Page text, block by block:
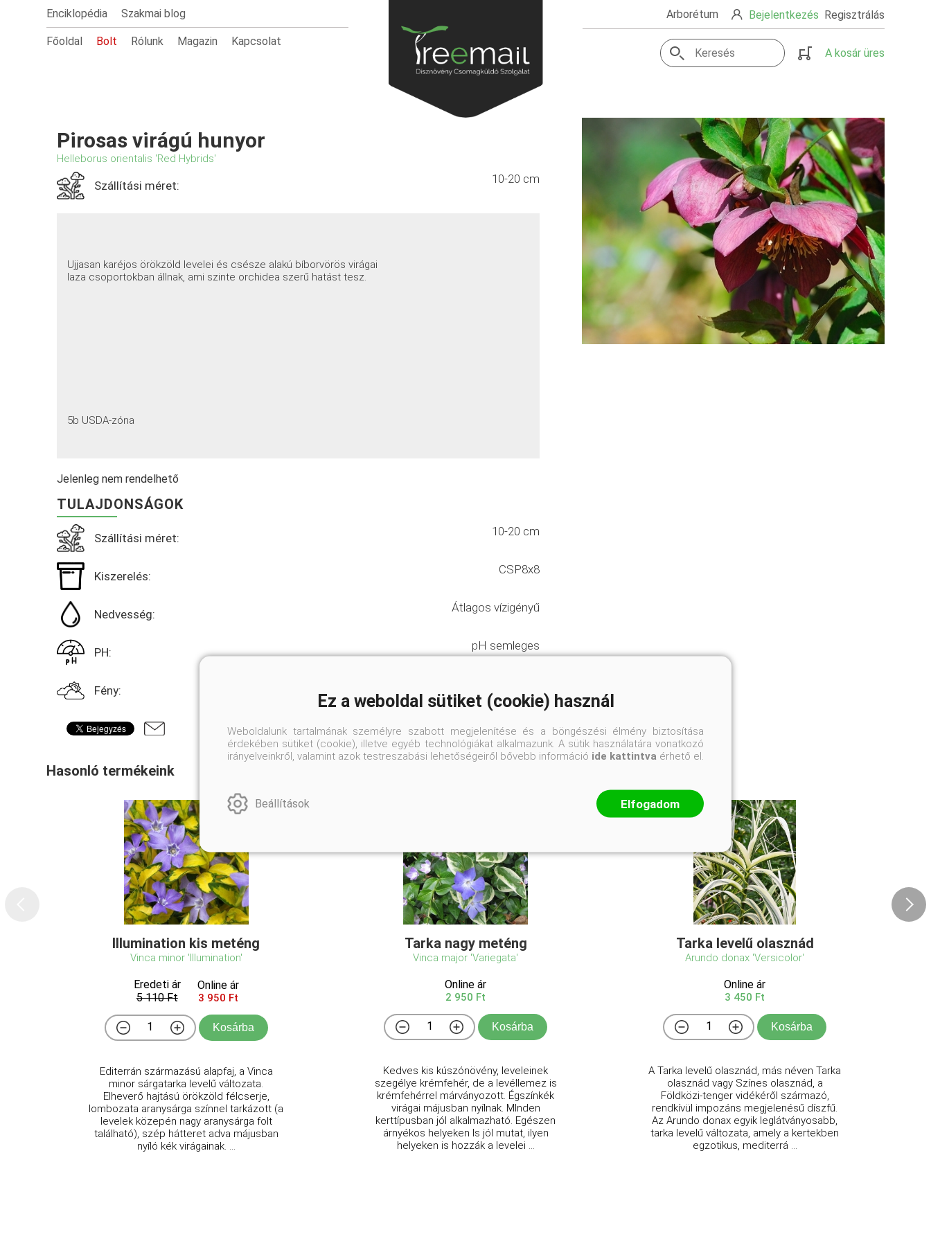
Enciklopédia Szakmai blog
Főoldal Bolt Rólunk Magazin Kapcsolat
Arborétum Bejelentkezés Regisztrálás
A kosár üres
Pirosas virágú hunyor
Helleborus orientalis 'Red Hybrids'
Szállítási méret: 10-20 cm
Ujjasan karéjos örökzöld levelei és csésze alakú bíborvörös virágai
laza csoportokban állnak, ami szinte orchidea szerű hatást tesz.
5b USDA-zóna
Jelenleg nem rendelhető
TULAJDONSÁGOK
Szállítási méret: 10-20 cm
Kiszerelés: CSP8x8
Nedvesség: Átlagos vízigényű
PH: pH semleges
Fény:
Hasonló termékeink
Illumination kis meténg
Vinca minor 'Illumination'
Eredeti ár
5 110 Ft
Online ár
3 950 Ft
Kosárba
Editerrán származású alapfaj, a Vinca
minor sárgatarka levelű változata.
Elheverő hajtású örökzöld félcserje,
lombozata aranysárga színnel tarkázott (a
levelek közepén nagy aranysárga folt
található), szép hátteret adva májusban
nyíló kék virágainak. ...
Tarka nagy meténg
Vinca major 'Variegata'
Online ár
2 950 Ft
Kosárba
Kedves kis kúszónövény, leveleinek
szegélye krémfehér, de a levéllemez is
krémfehérrel márványozott. Égszínkék
virágai májusban nyílnak. MInden
kerttípusban jól alkalmazható. Egészen
árnyékos helyeken ls jól mutat, ilyen
helyeken is hozzák a levelei ...
Tarka levelű olasznád
Arundo donax 'Versicolor'
Online ár
3 450 Ft
Kosárba
A Tarka levelű olasznád, más néven Tarka
olasznád vagy Színes olasznád, a
Földközi-tenger vidékéről származó,
rendkívül impozáns megjelenésű díszfű.
Az Arundo donax egyik leglátványosabb,
tarka levelű változata, amely a kertekben
egzotikus, mediterrá ...
Ez a weboldal sütiket (cookie) használ
Weboldalunk tartalmának személyre szabott megjelenítése és a böngészési élmény biztosítása
érdekében sütiket (cookie), illetve egyéb technológiákat alkalmazunk. A sütik használatára vonatkozó
irányelveinkről, valamint azok testreszabási lehetőségeiről bővebb információ ide kattintva érhető el.
Beállítások Elfogadom